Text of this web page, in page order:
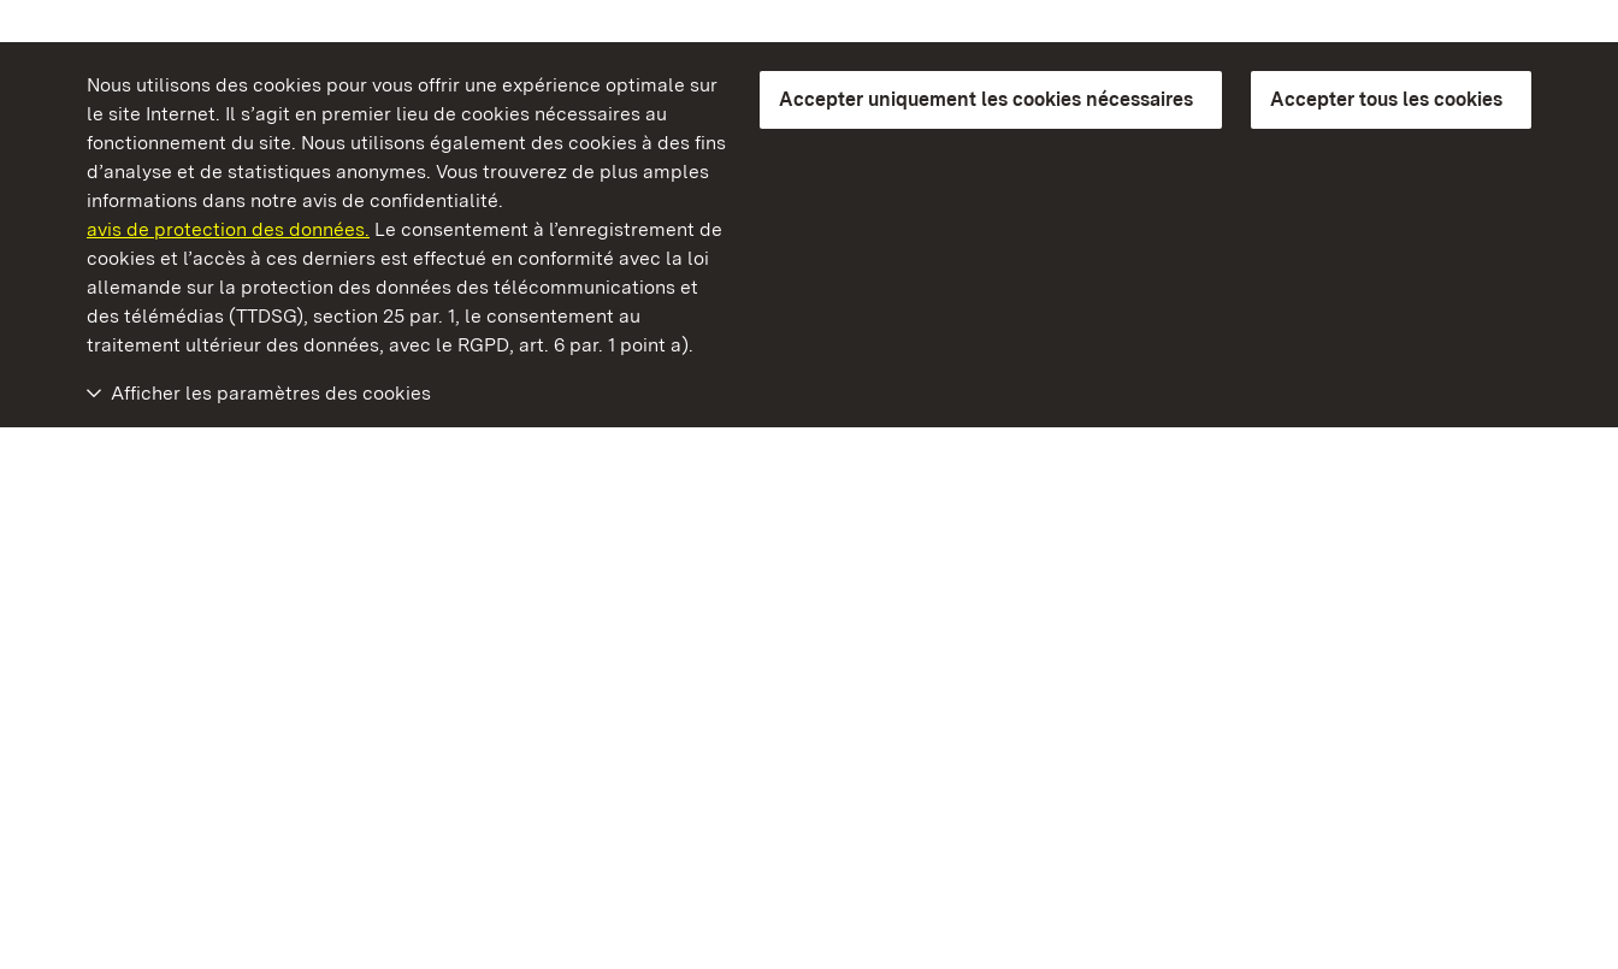
Nous utilisons des cookies pour vous offrir une expérience optimale sur
le site Internet. Il s’agit en premier lieu de cookies nécessaires au
fonctionnement du site. Nous utilisons également des cookies à des fins
d’analyse et de statistiques anonymes. Vous trouverez de plus amples
informations dans notre avis de confidentialité.
avis de protection des données. Le consentement à l’enregistrement de
cookies et l’accès à ces derniers est effectué en conformité avec la loi
allemande sur la protection des données des télécommunications et
des télémédias (TTDSG), section 25 par. 1, le consentement au
traitement ultérieur des données, avec le RGPD, art. 6 par. 1 point a).
Accepter uniquement les cookies nécessaires Accepter tous les cookies
Afficher les paramètres des cookies
Châteaux et jardins publics du Bade-Wurtemberg
Staatliche Schlösser und Gärten Baden‑Württemberg
Explications sur l’accessibilité